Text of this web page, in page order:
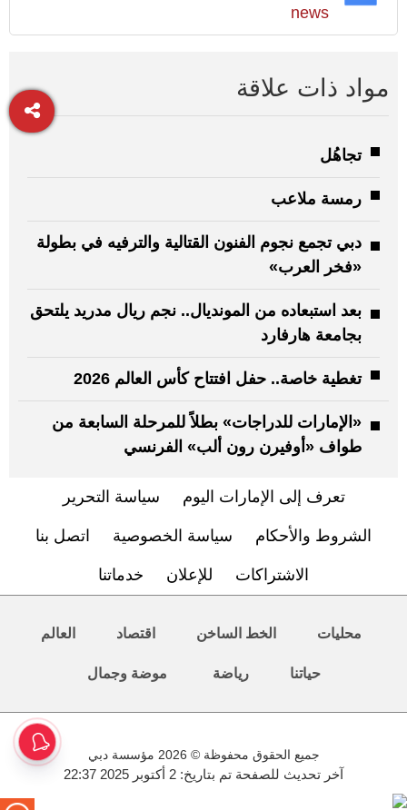
news
مواد ذات علاقة
تجاهُل
رمسة ملاعب
دبي تجمع نجوم الفنون القتالية والترفيه في بطولة
«فخر العرب»
بعد استبعاده من المونديال.. نجم ريال مدريد يلتحق
بجامعة هارفارد
تغطية خاصة.. حفل افتتاح كأس العالم 2026
«الإمارات للدراجات» بطلاً للمرحلة السابعة من
طواف «أوفيرن رون ألب» الفرنسي
تعرف إلى الإمارات اليوم سياسة التحرير
الشروط والأحكام سياسة الخصوصية اتصل بنا
الاشتراكات للإعلان خدماتنا
محليات الخط الساخن اقتصاد العالم
حياتنا رياضة موضة وجمال
جميع الحقوق محفوظة © 2026 مؤسسة دبي
آخر تحديث للصفحة تم بتاريخ: 2 أكتوبر 2025 22:37